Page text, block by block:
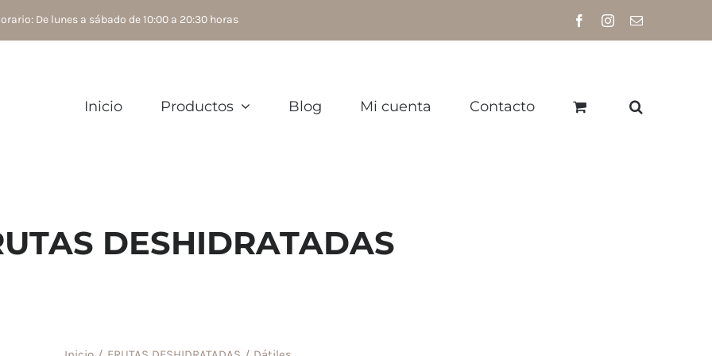
De lunes a sábado de 10:00 a 20:30 horas FacebookInstagramCorreo
Inicio Productos Blog Mi cuenta Contacto
DESHIDRATADAS